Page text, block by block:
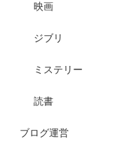
映画
ジブリ
ミステリー
読書
ブログ運営